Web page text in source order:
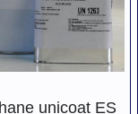
unicoat ES